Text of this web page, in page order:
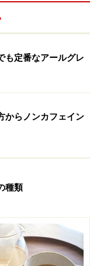
もマイルドなコ
ています。これ
ーツなど。
ドフラッシュと
しっかりしてい
ートでもいろい
など。
も定番なアールグレ
からノンカフェイン
種類